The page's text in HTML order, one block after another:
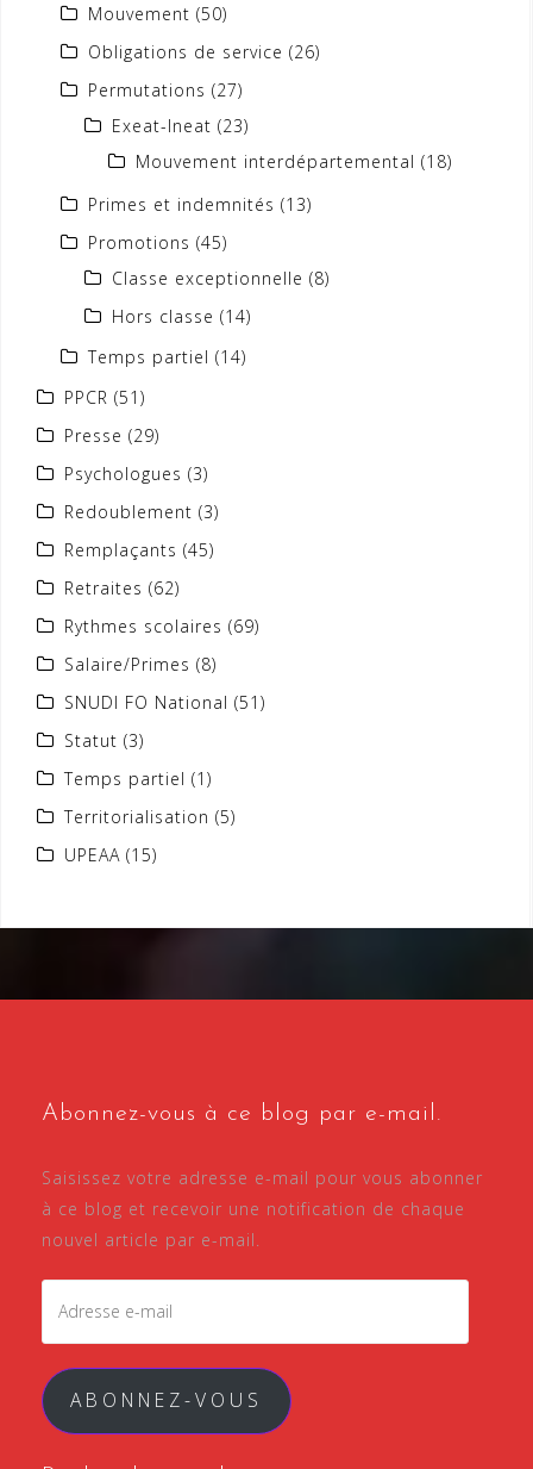
Mouvement (50)
Obligations de service (26)
Permutations (27)
Exeat-Ineat (23)
Mouvement interdépartemental (18)
Primes et indemnités (13)
Promotions (45)
Classe exceptionnelle (8)
Hors classe (14)
Temps partiel (14)
PPCR (51)
Presse (29)
Psychologues (3)
Redoublement (3)
Remplaçants (45)
Retraites (62)
Rythmes scolaires (69)
Salaire/Primes (8)
SNUDI FO National (51)
Statut (3)
Temps partiel (1)
Territorialisation (5)
UPEAA (15)
Abonnez-vous à ce blog par e-mail.
Saisissez votre adresse e-mail pour vous abonner
à ce blog et recevoir une notification de chaque
nouvel article par e-mail.
ABONNEZ-VOUS